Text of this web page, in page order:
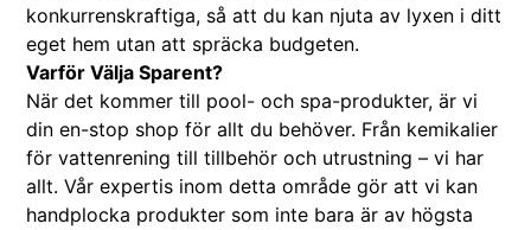
konkurrenskraftiga, så att du kan njuta av lyxen i ditt
eget hem utan att spräcka budgeten.
Varför Välja Sparent?
När det kommer till pool- och spa-produkter, är vi
din en-stop shop för allt du behöver. Från kemikalier
för vattenrening till tillbehör och utrustning – vi har
allt. Vår expertis inom detta område gör att vi kan
handplocka produkter som inte bara är av högsta